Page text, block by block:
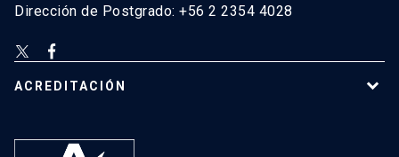
Dirección de Postgrado: +56 2 2354 4028
ACREDITACIÓN